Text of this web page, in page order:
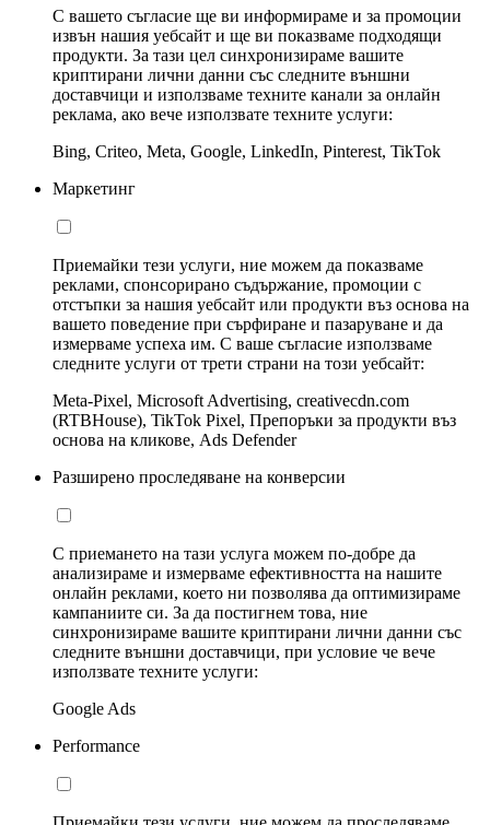
С вашето съгласие ще ви информираме и за промоции
извън нашия уебсайт и ще ви показваме подходящи
продукти. За тази цел синхронизираме вашите
криптирани лични данни със следните външни
доставчици и използваме техните канали за онлайн
реклама, ако вече използвате техните услуги:
Bing, Criteo, Meta, Google, LinkedIn, Pinterest, TikTok
Маркетинг
Приемайки тези услуги, ние можем да показваме
реклами, спонсорирано съдържание, промоции с
отстъпки за нашия уебсайт или продукти въз основа на
вашето поведение при сърфиране и пазаруване и да
измерваме успеха им. С ваше съгласие използваме
следните услуги от трети страни на този уебсайт:
Meta-Pixel, Microsoft Advertising, creativecdn.com
(RTBHouse), TikTok Pixel, Препоръки за продукти въз
основа на кликове, Ads Defender
Разширено проследяване на конверсии
С приемането на тази услуга можем по-добре да
анализираме и измерваме ефективността на нашите
онлайн реклами, което ни позволява да оптимизираме
кампаниите си. За да постигнем това, ние
синхронизираме вашите криптирани лични данни със
следните външни доставчици, при условие че вече
използвате техните услуги:
Google Ads
Performance